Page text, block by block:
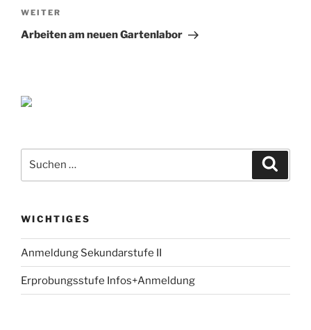
Nächster
Beitrag
WEITER
Arbeiten am neuen Gartenlabor
nach:
WICHTIGES
Anmeldung Sekundarstufe II
Erprobungsstufe Infos+Anmeldung